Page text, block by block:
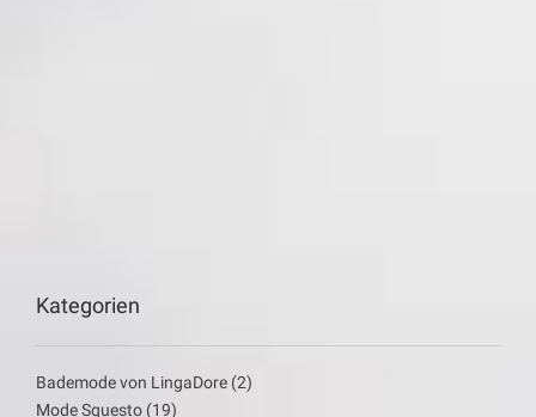
Kategorien
Bademode von LingaDore (2)
Mode Squesto (19)